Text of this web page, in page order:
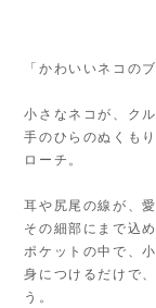
「かわいいネコの
小さなネコが、ク
手のひらのぬくも
ローチ。
耳や尻尾の線が、
その細部にまで込
ポケットの中で、
身につけるだけで
う。